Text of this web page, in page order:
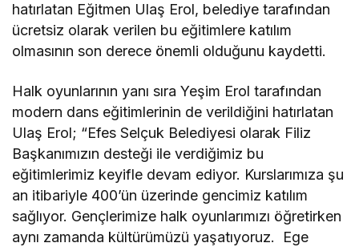
hatırlatan Eğitmen Ulaş Erol, belediye tarafından
ücretsiz olarak verilen bu eğitimlere katılım
olmasının son derece önemli olduğunu kaydetti.
Halk oyunlarının yanı sıra Yeşim Erol tarafından
modern dans eğitimlerinin de verildiğini hatırlatan
Ulaş Erol; “Efes Selçuk Belediyesi olarak Filiz
Başkanımızın desteği ile verdiğimiz bu
eğitimlerimiz keyifle devam ediyor. Kurslarımıza şu
an itibariyle 400’ün üzerinde gencimiz katılım
sağlıyor. Gençlerimize halk oyunlarımızı öğretirken
aynı zamanda kültürümüzü yaşatıyoruz. Ege